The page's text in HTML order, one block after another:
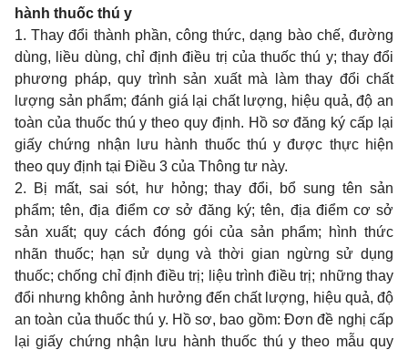
hành thuốc thú y
1. Thay đổi thành phần, công thức, dạng bào chế, đường
dùng, liều dùng, chỉ định điều trị của thuốc thú y; thay đổi
phương pháp, quy trình sản xuất mà làm thay đổi chất
lượng sản phẩm; đánh giá lại chất lượng, hiệu quả, độ an
toàn của thuốc thú y theo quy định. Hồ sơ đăng ký cấp lại
giấy chứng nhận lưu hành thuốc thú y được thực hiện
theo quy định tại Điều 3 của Thông tư này.
2. Bị mất, sai sót, hư hỏng; thay đổi, bổ sung tên sản
phẩm; tên, địa điểm cơ sở đăng ký; tên, địa điểm cơ sở
sản xuất; quy cách đóng gói của sản phẩm; hình thức
nhãn thuốc; hạn sử dụng và thời gian ngừng sử dụng
thuốc; chống chỉ định điều trị; liệu trình điều trị; những thay
đổi nhưng không ảnh hưởng đến chất lượng, hiệu quả, độ
an toàn của thuốc thú y. Hồ sơ, bao gồm: Đơn đề nghị cấp
lại giấy chứng nhận lưu hành thuốc thú y theo mẫu quy